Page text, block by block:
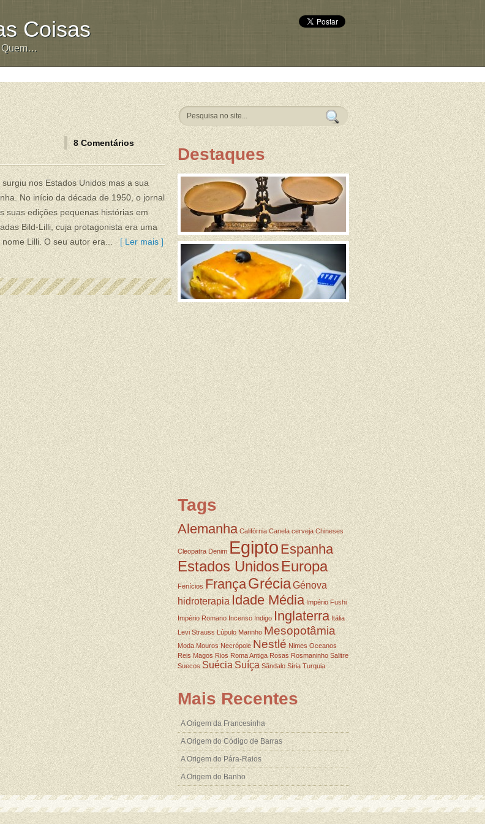
Coisas
Quem…
8 Comentários
nos Estados Unidos mas a sua
No início da década de 1950, o jornal
suas edições pequenas histórias em
Bild-Lilli, cuja protagonista era uma
Lilli. O seu autor era...[ Ler mais ]
Destaques
Tags
Alemanha Califórnia Canela cerveja Chineses
Cleopatra Denim EgiptoEspanha
Estados UnidosEuropa
Fenícios FrançaGréciaGénova
hidroterapiaIdade Média Império Fushi
Império Romano Incenso Indigo Inglaterra Itália
Levi Strauss Lúpulo Marinho Mesopotâmia
Moda Mouros Necrópole Nestlé Nimes Oceanos
Reis Magos Rios Roma Antiga Rosas Rosmaninho Salitre
Suecos Suécia Suíça Sândalo Síria Turquia
Mais Recentes
A Origem da Francesinha
A Origem do Código de Barras
A Origem do Pára-Raios
A Origem do Banho